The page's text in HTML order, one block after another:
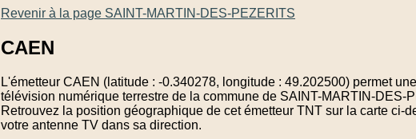
Revenir à la page SAINT-MARTIN-DES-PEZERITS
CAEN
L'émetteur CAEN (latitude : -0.340278, longitude : 49.202500) permet
télévision numérique terrestre de la commune de SAINT-MARTIN-DES-
Retrouvez la position géographique de cet émetteur TNT sur la carte ci-
votre antenne TV dans sa direction.